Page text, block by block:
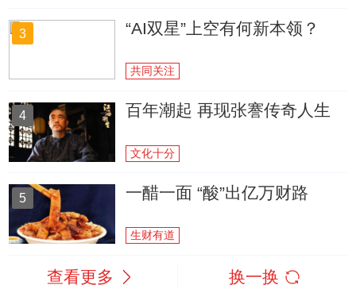
3 “AI双星”上空有何新本领？
共同关注
4 百年潮起 再现张謇传奇人生
文化十分
5 一醋一面 “酸”出亿万财路
生财有道
查看更多 换一换